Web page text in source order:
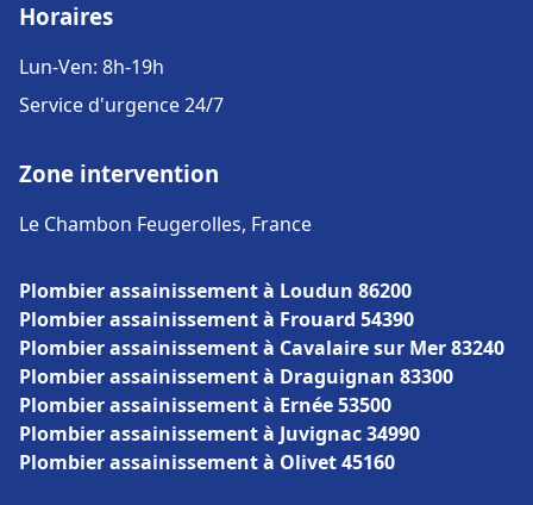
Horaires
Lun-Ven: 8h-19h
Service d'urgence 24/7
Zone intervention
Le Chambon Feugerolles, France
Plombier assainissement à Loudun 86200
Plombier assainissement à Frouard 54390
Plombier assainissement à Cavalaire sur Mer 83240
Plombier assainissement à Draguignan 83300
Plombier assainissement à Ernée 53500
Plombier assainissement à Juvignac 34990
Plombier assainissement à Olivet 45160